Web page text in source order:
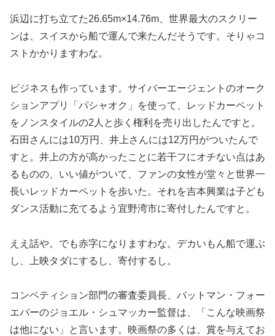
浜辺に打ち立てた26.65m×14.76m、世界最大のスクリー
ンは、スイスから船で運んで来たんだそうです。そりゃコ
ストかかりますわな。
ビジネスも作っています。サイバーエージェントのオーク
ションアプリ「パシャオク」を使って、レッドカーペット
をノンスタイルの2人と歩く権利を売り出したんですと。
石田さんには10万円、井上さんには12万円がついたんで
すと。井上の方が高かったことに若干フにオチない点はあ
るものの、いい値がついて、ファンの女性が堂々と世界一
長いレッドカーペットを歩いた。それを吉本興業は子ども
ダンス活動に充てるよう宜野湾市に寄付したんですと。
ええ話や。でも赤字になりますわな。デカいもん船で運ぶ
し、上映タダにするし、寄付するし。
コンペティション部門の審査委員長、バットマン・フォー
エバーのジョエル・シュマッカー監督は、「こんな映画祭
は他にない」と言います。映画祭の多くは、賞を与えてお